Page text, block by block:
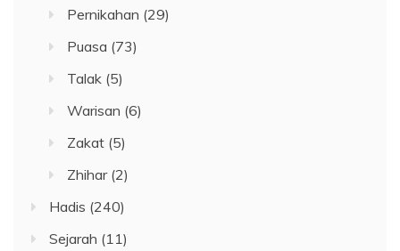
Pernikahan (29)
Puasa (73)
Talak (5)
Warisan (6)
Zakat (5)
Zhihar(2)
Hadis (240)
Sejarah (11)